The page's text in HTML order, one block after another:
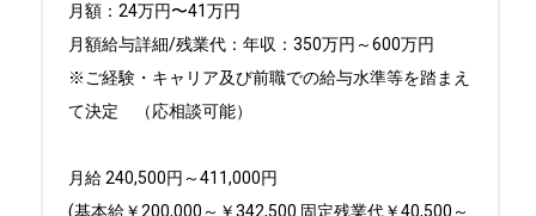
月額：24万円〜41万円
月額給与詳細/残業代：年収：350万円～600万円
※ご経験・キャリア及び前職での給与水準等を踏まえ
て決定　（応相談可能）
月給 240,500円～411,000円
(基本給￥200,000～￥342,500 固定残業代￥40,500～